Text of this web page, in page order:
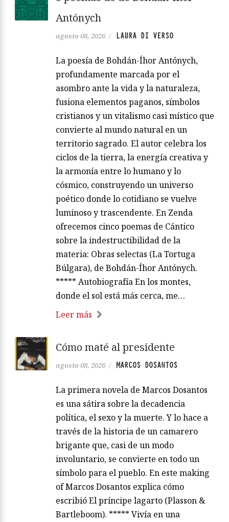
Antónych
agosto 08, 2026 / LAURA DI VERSO
La poesía de Bohdán-Íhor Antónych,
profundamente marcada por el
asombro ante la vida y la naturaleza,
fusiona elementos paganos, símbolos
cristianos y un vitalismo casi místico que
convierte al mundo natural en un
territorio sagrado. El autor celebra los
ciclos de la tierra, la energía creativa y
la armonía entre lo humano y lo
cósmico, construyendo un universo
poético donde lo cotidiano se vuelve
luminoso y trascendente. En Zenda
ofrecemos cinco poemas de Cántico
sobre la indestructibilidad de la
materia: Obras selectas (La Tortuga
Búlgara), de Bohdán-Íhor Antónych.
***** Autobiografía En los montes,
donde el sol está más cerca, me…
Leer más
Cómo maté al presidente
agosto 08, 2026 / MARCOS DOSANTOS
La primera novela de Marcos Dosantos
es una sátira sobre la decadencia
política, el sexo y la muerte. Y lo hace a
través de la historia de un camarero
brigante que, casi de un modo
involuntario, se convierte en todo un
símbolo para el pueblo. En este making
of Marcos Dosantos explica cómo
escribió El príncipe lagarto (Plasson &
Bartleboom). ***** Vivía en una